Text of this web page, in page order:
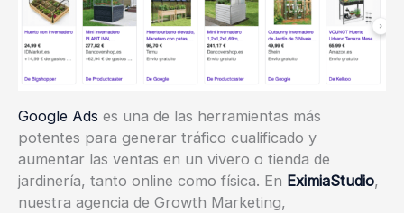
Google Ads es una de las herramientas más
potentes para generar tráfico cualificado y
aumentar las ventas en un vivero o tienda de
jardinería, tanto online como física. En EximiaStudio,
nuestra agencia de Growth Marketing,